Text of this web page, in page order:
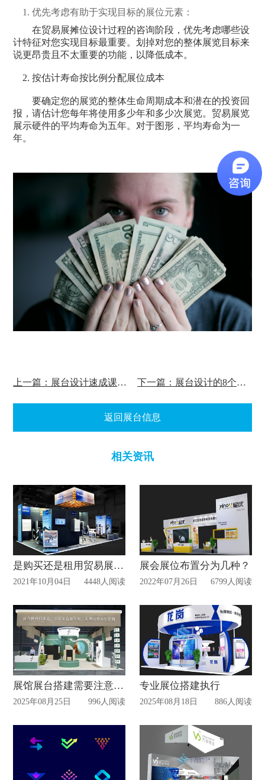
1. 优先考虑有助于实现目标的展位元素：
在贸易展摊位设计过程的咨询阶段，优先考虑哪些设
计特征对您实现目标最重要。划掉对您的整体展览目标来
说更昂贵且不太重要的功能，以降低成本。
2. 按估计寿命按比例分配展位成本
要确定您的展览的整体生命周期成本和潜在的投资回
报，请估计您每年将使用多少年和多少次展览。贸易展览
展示硬件的平均寿命为五年。对于图形，平均寿命为一
年。
上一篇：展台设计速成课：2-注意事项和图形 下一篇：展台设计的8个技巧
返回展台信息
相关资讯
是购买还是租用贸易展台？
2021年10月04日 4448人阅读
展会展位布置分为几种？
2022年07月26日 6799人阅读
展馆展台搭建需要注意哪些？
2025年08月25日 996人阅读
专业展位搭建执行
2025年08月18日 886人阅读